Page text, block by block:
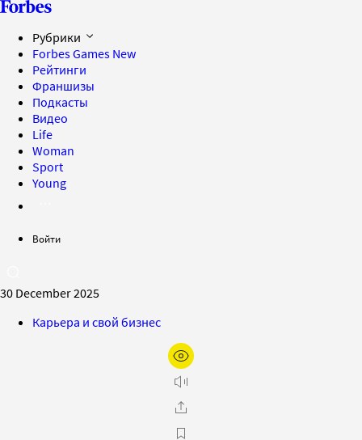
Рубрики
Forbes Games New
Рейтинги
Франшизы
Подкасты
Видео
Life
Woman
Sport
Young
Войти
30 December 2025
Карьера и свой бизнес